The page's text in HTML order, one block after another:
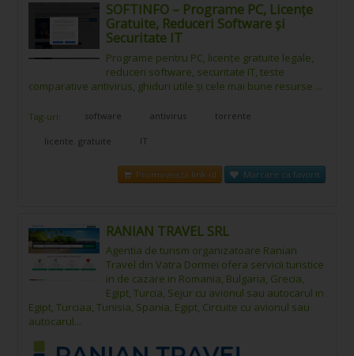
SOFTINFO – Programe PC, Licențe
Gratuite, Reduceri Software și
Securitate IT
Programe pentru PC, licențe gratuite legale,
reduceri software, securitate IT, teste
comparative antivirus, ghiduri utile și cele mai bune resurse ...
Tag-uri: software antivirus torrente
licente. gratuite IT
Promovează link-ul Marcare ca favorit
RANIAN TRAVEL SRL
Agentia de turism organizatoare Ranian
Travel din Vatra Dormei ofera servicii turistice
in de cazare in Romania, Bulgaria, Grecia,
Egipt, Turcia, Sejur cu avionul sau autocarul in
Egipt, Turciaa, Tunisia, Spania, Egipt, Circuite cu avionul sau
autocarul...